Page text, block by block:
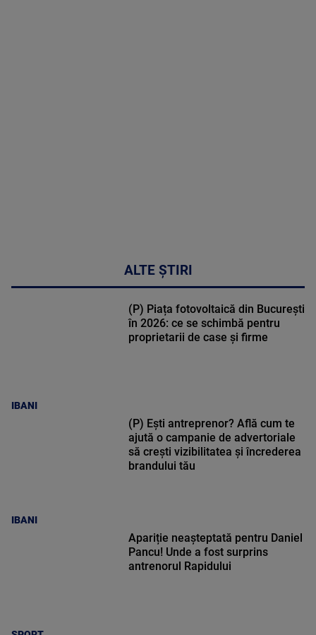
ALTE ȘTIRI
IBANI
(P) Piața fotovoltaică din București
în 2026: ce se schimbă pentru
proprietarii de case și firme
IBANI
(P) Ești antreprenor? Află cum te
ajută o campanie de advertoriale
să crești vizibilitatea și încrederea
brandului tău
Apariție neașteptată pentru Daniel
Pancu! Unde a fost surprins
antrenorul Rapidului